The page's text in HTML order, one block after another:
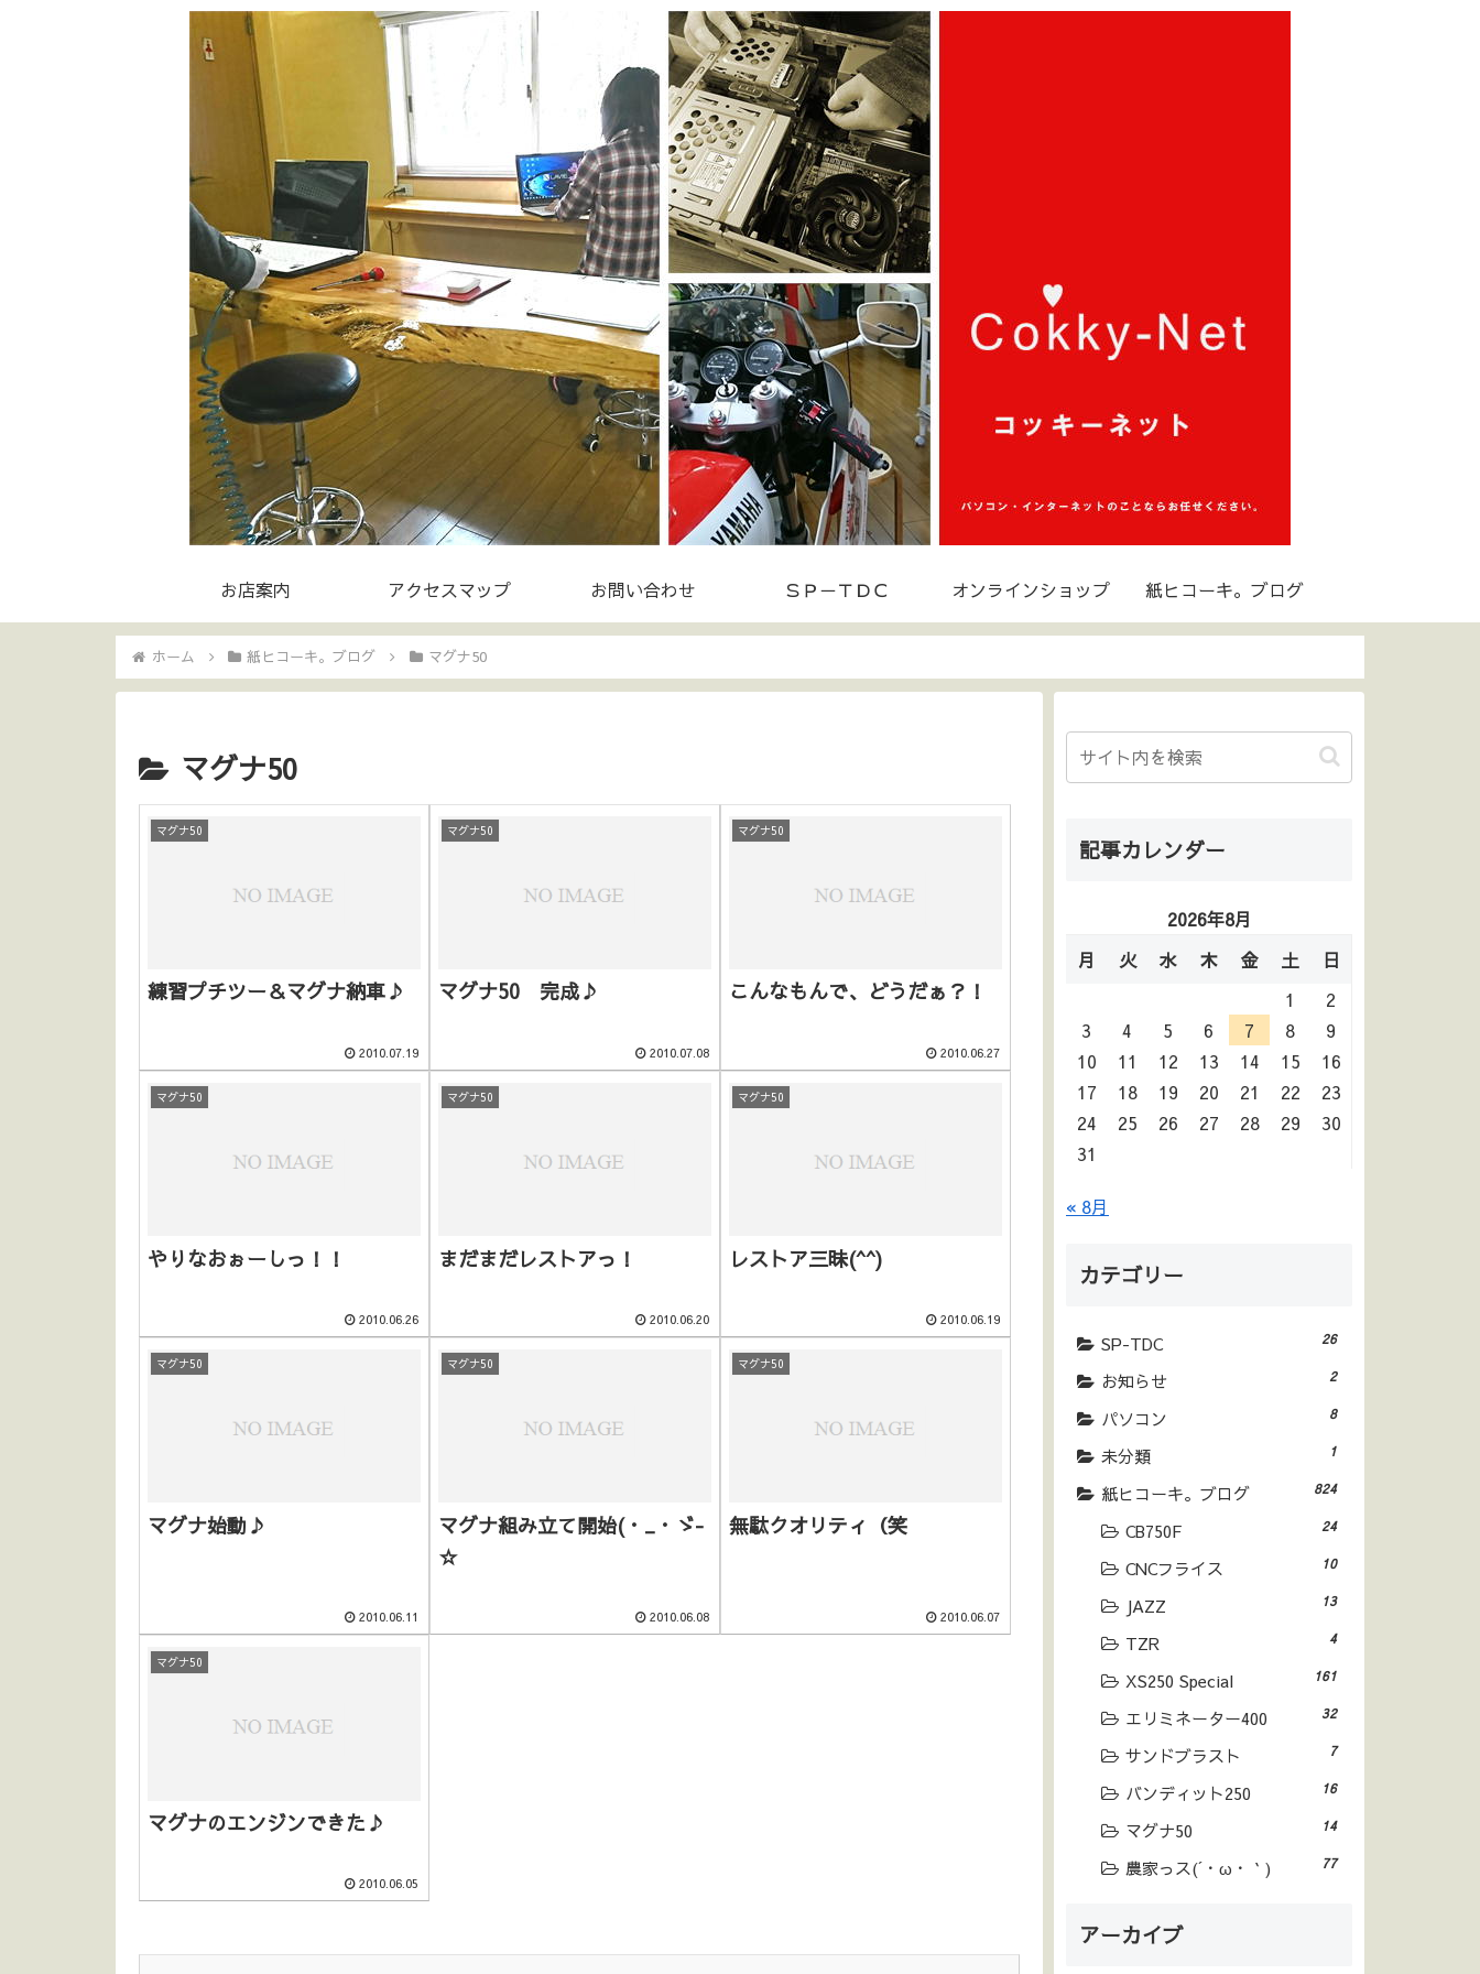
お店案内 アクセスマップ お問い合わせ ＳＰ－ＴＤＣ オンラインショップ 紙ヒコーキ。ブログ
ホーム 紙ヒコーキ。ブログ マグナ50
マグナ50
マグナ50
練習プチツー＆マグナ納車♪
2010.07.19
マグナ50
マグナ50 完成♪
2010.07.08
マグナ50
こんなもんで、どうだぁ？！
2010.06.27
マグナ50
やりなおぉーしっ！！
2010.06.26
マグナ50
まだまだレストアっ！
2010.06.20
マグナ50
レストア三昧(^^)
2010.06.19
マグナ50
マグナ始動♪
2010.06.11
マグナ50
マグナ組み立て開始(・_・ゞ-
☆
2010.06.08
マグナ50
無駄クオリティ（笑
2010.06.07
マグナ50
マグナのエンジンできた♪
2010.06.05
記事カレンダー
2026年8月
月
火 水 木 金 土
日
1
2
3
4 5 6 7 8
9
10
11 12 13 14 15
16
17
18 19 20 21 22
23
24
25 26 27 28 29
30
31
« 8月
カテゴリー
SP-TDC 26
お知らせ 2
パソコン 8
未分類 1
紙ヒコーキ。ブログ 824
CB750F 24
CNCフライス 10
JAZZ 13
TZR 4
XS250 Special 161
エリミネーター400 32
サンドブラスト 7
バンディット250 16
マグナ50 14
農家っス(´・ω・｀) 77
アーカイブ